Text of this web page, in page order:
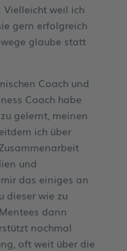
Vielleicht weil ich
gern erfolgreich
glaube statt
Coach und
Coach habe
gelernt, meinen
ich über
und
das einiges an
dieser wie zu
dann
nochmal
oft weit über die